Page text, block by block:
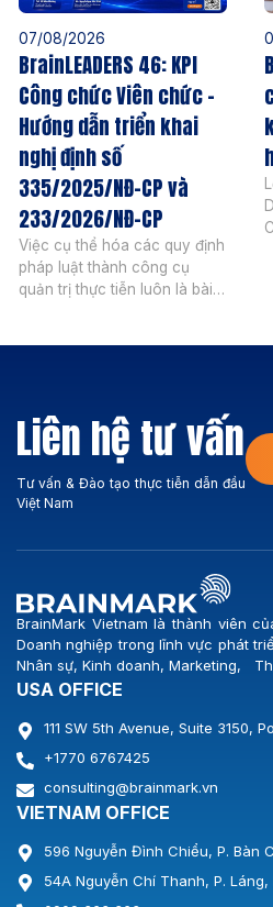
07/08/2026
BrainLEADERS 46: KPI
Công chức Viên chức –
Hướng dẫn triển khai
nghị định số
335/2025/NĐ-CP và
233/2026/NĐ-CP
Việc cụ thể hóa các quy định
pháp luật thành công cụ
quản trị thực tiễn luôn là bài
335/2025/NĐ-CP và Nghị
định […]
Liên hệ tư vấn
Tư vấn & Đào tạo thực tiễn dẫn đầu
Việt Nam
BrainMark Vietnam là thành viên
Doanh nghiệp trong lĩnh vực phát
Nhân sự, Kinh doanh, Marketing,
USA OFFICE
111 SW 5th Avenue, Suite 3150,
+1770 6767425
consulting@brainmark.vn
VIETNAM OFFICE
596 Nguyễn Đình Chiểu, P. Bàn
54A Nguyễn Chí Thanh, P. Láng,